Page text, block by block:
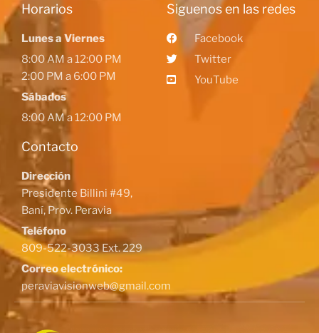
Horarios
Lunes a Viernes
8:00 AM a 12:00 PM
2:00 PM a 6:00 PM
Sábados
8:00 AM a 12:00 PM
Contacto
Dirección
Presidente Billini #49,
Baní, Prov. Peravia
Teléfono
809-522-3033 Ext. 229
Correo electrónico:
peraviavisionweb@gmail.com
Siguenos en las redes
Facebook
Twitter
YouTube